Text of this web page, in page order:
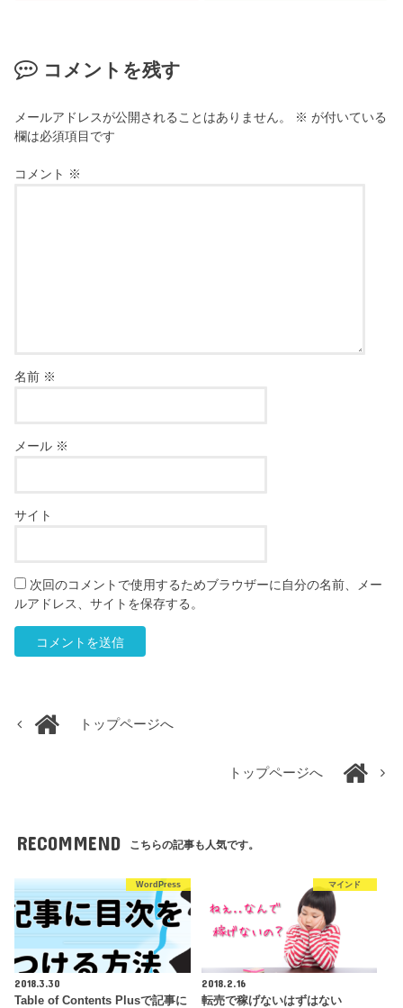
コメントを残す
メールアドレスが公開されることはありません。 ※ が付いている
欄は必須項目です
コメント ※
名前 ※
メール ※
サイト
次回のコメントで使用するためブラウザーに自分の名前、メー
ルアドレス、サイトを保存する。
トップページへ
トップページへ
RECOMMEND こちらの記事も人気です。
WordPress
2018.3.30
Table of Contents Plusで記事に
マインド
2018.2.16
転売で稼げないはずはない